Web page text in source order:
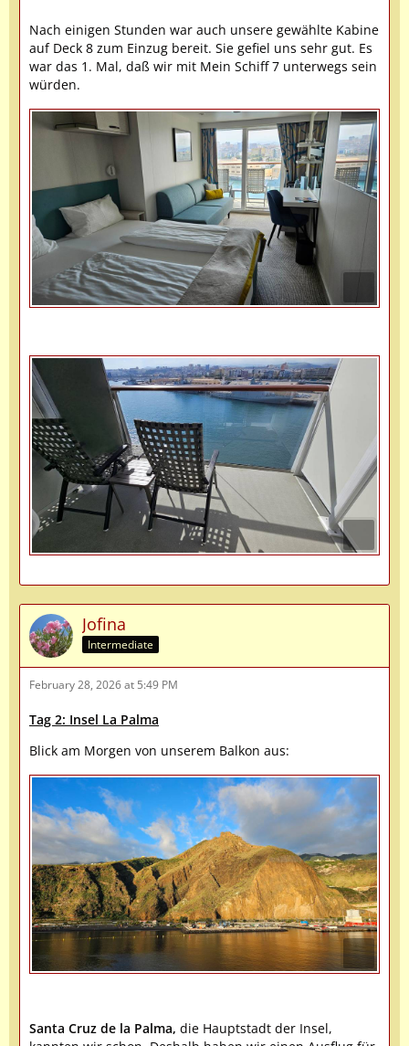
Nach einigen Stunden war auch unsere gewählte Kabine
auf Deck 8 zum Einzug bereit. Sie gefiel uns sehr gut. Es
war das 1. Mal, daß wir mit Mein Schiff 7 unterwegs sein
würden.
Jofina
Intermediate
February 28, 2026 at 5:49 PM
Tag 2: Insel La Palma
Blick am Morgen von unserem Balkon aus:
Santa Cruz de la Palma, die Hauptstadt der Insel,